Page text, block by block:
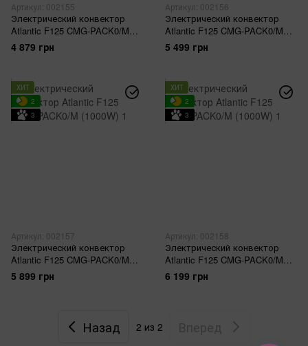
Артикул: 002155
Электрический конвектор
Atlantic F125 CMG-PACK0/M
(1000W)
4 879 грн
Артикул: 002156
Электрический конвектор
Atlantic F125 CMG-PACK0/M
(1500W)
5 499 грн
ХИТ
2
3
Артикул: 002157
Электрический конвектор
Atlantic F125 CMG-PACK0/M
(2000W)
5 899 грн
ХИТ
2
3
Артикул: 002158
Электрический конвектор
Atlantic F125 CMG-PACK0/M
(2500W)
6 199 грн
Назад 2 из 2